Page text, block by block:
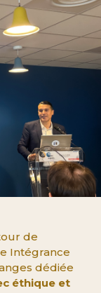
de
Intégrance
dédiée
éthique et